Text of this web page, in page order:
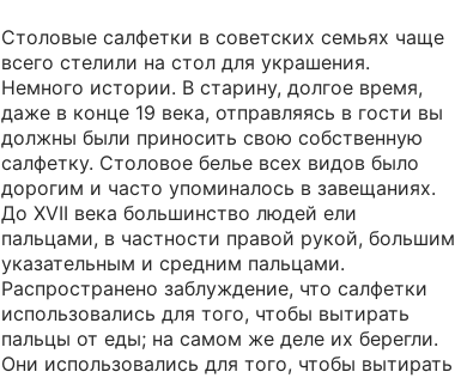
Столовые салфетки в советских семьях чаще
всего стелили на стол для украшения.
Немного истории. В старину, долгое время,
даже в конце 19 века, отправляясь в гости вы
должны были приносить свою собственную
салфетку. Столовое белье всех видов было
дорогим и часто упоминалось в завещаниях.
До XVII века большинство людей ели
пальцами, в частности правой рукой, большим
указательным и средним пальцами.
Распространено заблуждение, что салфетки
использовались для того, чтобы вытирать
пальцы от еды; на самом же деле их берегли.
Они использовались для того, чтобы вытирать